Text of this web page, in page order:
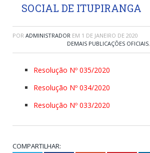
SOCIAL DE ITUPIRANGA
POR ADMINISTRADOR EM 1 DE JANEIRO DE 2020
DEMAIS PUBLICAÇÕES OFICIAIS,
Resolução Nº 035/2020
Resolução Nº 034/2020
Resolução Nº 033/2020
COMPARTILHAR: